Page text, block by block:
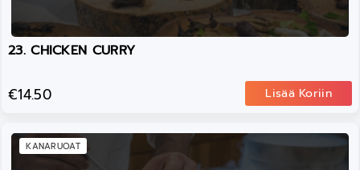
23. CHICKEN CURRY
€14.50 Lisää Koriin
KANARUOAT